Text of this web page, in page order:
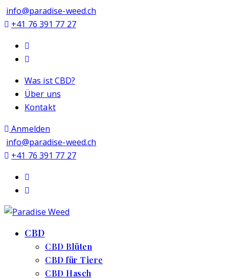
info@paradise-weed.ch
+41 76 391 77 27
Was ist CBD?
Über uns
Kontakt
Anmelden
info@paradise-weed.ch
+41 76 391 77 27
CBD
CBD Blüten
CBD für Tiere
CBD Hasch